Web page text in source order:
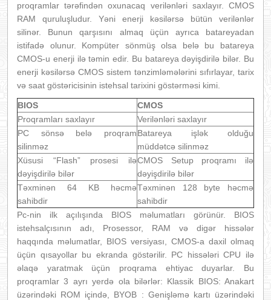
proqramlar tərəfindən oxunacaq verilənləri saxlayır. CMOS
RAM quruluşludur. Yəni enerji kəsilərsə bütün verilənlər
silinər. Bunun qarşısını almaq üçün ayrıca batareyadan
istifadə olunur. Kompüter sönmüş olsa belə bu batareya
CMOS-u enerji ilə təmin edir. Bu batareya dəyişdirilə bilər. Bu
enerji kəsilərsə CMOS sistem tənzimləmələrini sıfırlayar, tarix
və saat göstəricisinin istehsal tarixini göstərməsi kimi.
BIOS
CMOS
Proqramları saxlayır
Verilənləri saxlayır
PC sönsə belə proqram
silinməz
Batareya işlək olduğu
müddətcə silinməz
Xüsusi “Flash” prosesi ilə
dəyişdirilə bilər
CMOS Setup proqramı ilə
dəyişdirilə bilər
Təxminən 64 KB həcmə
sahibdir
Təxminən 128 byte həcmə
sahibdir
Pc-nin ilk açılışında BIOS məlumatları görünür. BIOS
istehsalçısının adı, Prosessor, RAM və digər hissələr
haqqında məlumatlar, BIOS versiyası, CMOS-a daxil olmaq
üçün qısayollar bu ekranda göstərilir. PC hissələri CPU ilə
əlaqə yaratmak üçün proqrama ehtiyac duyarlar. Bu
proqramlar 3 ayrı yerdə ola bilərlər: Klassik BIOS: Anakart
üzərindəki ROM içində, BYOB : Genişləmə kartı üzərindəki